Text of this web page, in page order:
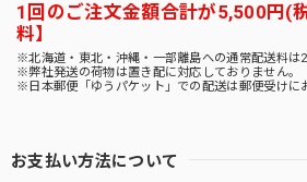
1回のご注文金額合計が5,500円(
料】
※北海道・東北・沖縄・一部離島への通常配送料は
※弊社発送の荷物は置き配に対応しておりません。
※日本郵便「ゆうパケット」での配送は郵便受けに
お支払い方法について